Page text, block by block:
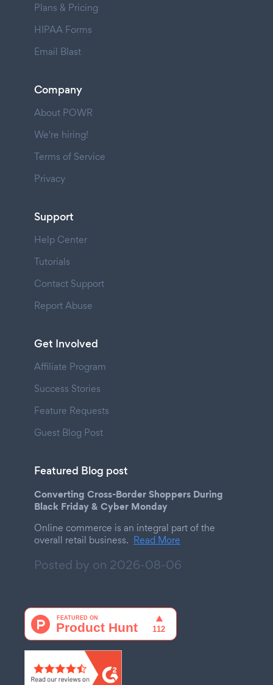
Plans & Pricing
HIPAA Forms
Email Blast
Company
About POWR
We're hiring!
Terms of Service
Privacy
Support
Help Center
Tutorials
Contact Support
Report Abuse
Get Involved
Affiliate Program
Success Stories
Feature Requests
Guest Blog Post
Featured Blog post
Converting Cross-Border Shoppers During
Black Friday & Cyber Monday
Online commerce is an integral part of the
overall retail business. Read More
Posted by on 2026-08-06